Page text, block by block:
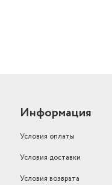
Информация
Условия оплаты
Условия доставки
Условия возврата